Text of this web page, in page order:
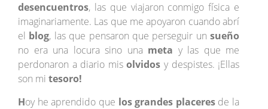
desencuentros, las que viajaron conmigo física e
imaginariamente. Las que me apoyaron cuando abrí
el blog, las que pensaron que perseguir unsueño
no era una locura sino una meta y las que me
perdonaron a diario misolvidos y despistes. ¡Ellas
son mi tesoro!
Hoy he aprendido que los grandes placeres de la